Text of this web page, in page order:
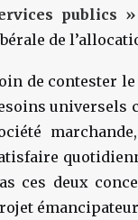
publics »
de
de contester
universels
ces deux